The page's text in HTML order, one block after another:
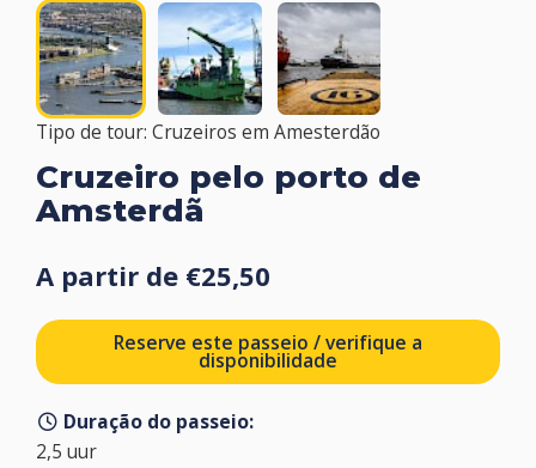
Tipo de tour: Cruzeiros em Amesterdão
Cruzeiro pelo porto de
Amsterdã
A partir de €25,50
Reserve este passeio / verifique a
disponibilidade
Duração do passeio:
2,5 uur